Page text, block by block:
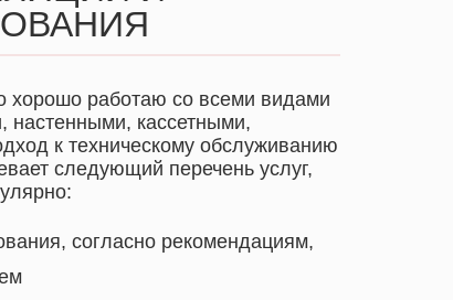
хорошо работаю со всеми видами
настенными, кассетными,
к техническому обслуживанию
следующий перечень услуг,
согласно рекомендациям,